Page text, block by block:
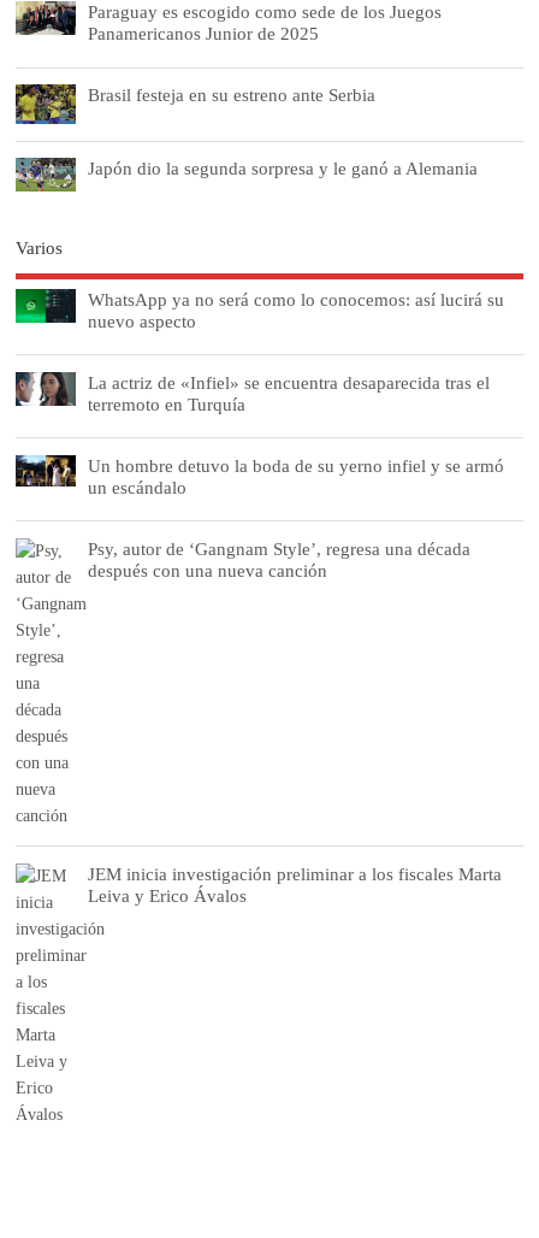
Paraguay es escogido como sede de los Juegos
Panamericanos Junior de 2025
Brasil festeja en su estreno ante Serbia
Japón dio la segunda sorpresa y le ganó a Alemania
Varios
WhatsApp ya no será como lo conocemos: así lucirá su
nuevo aspecto
La actriz de «Infiel» se encuentra desaparecida tras el
terremoto en Turquía
Un hombre detuvo la boda de su yerno infiel y se armó
un escándalo
Psy, autor de ‘Gangnam Style’, regresa una década
después con una nueva canción
JEM inicia investigación preliminar a los fiscales Marta
Leiva y Erico Ávalos